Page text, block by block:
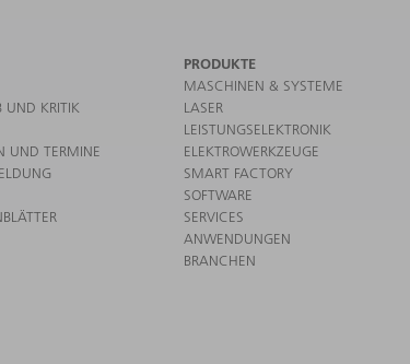
UND KRITIK
UND TERMINE
PRODUKTE
MASCHINEN & SYSTEME
LASER
LEISTUNGSELEKTRONIK
ELEKTROWERKZEUGE
SMART FACTORY
SOFTWARE
SERVICES
ANWENDUNGEN
BRANCHEN